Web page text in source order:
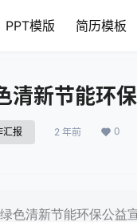
PPT模版 简历模板
清新节能环
汇报 2 年前 0
绿色清新节能环保公益